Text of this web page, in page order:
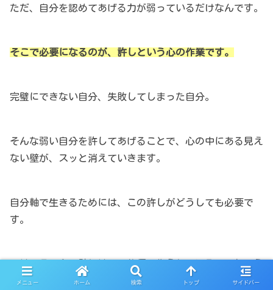
ただ、自分を認めてあげる力が弱っているだけなんです。
そこで必要になるのが、許しという心の作業です。
完璧にできない自分、失敗してしまった自分。
そんな弱い自分を許してあげることで、心の中にある見え
ない壁が、スッと消えていきます。
自分軸で生きるためには、この許しがどうしても必要で
す。
では、その心の壁とは、一体何で作られているのでしょう
か？
メニュー ホーム 検索 トップ サイドバー